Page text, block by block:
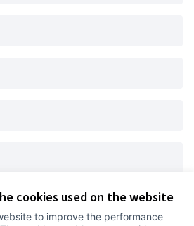
cookies used on the website
to improve the performance